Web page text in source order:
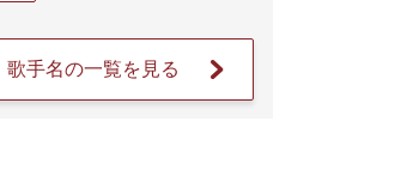
歌手名の一覧を見る